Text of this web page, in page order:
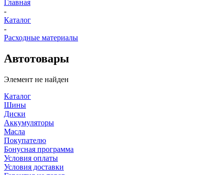
Главная
-
Каталог
-
Расходные материалы
Автотовары
Элемент не найден
Каталог
Шины
Диски
Аккумуляторы
Масла
Покупателю
Бонусная программа
Условия оплаты
Условия доставки